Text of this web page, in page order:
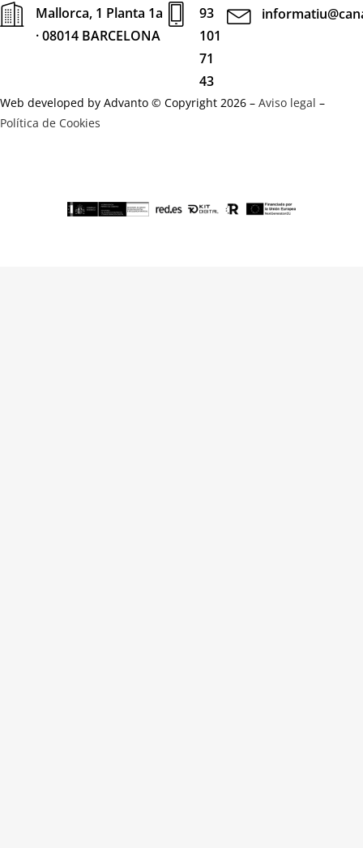
Mallorca, 1 Planta 1a
· 08014 BARCELONA
93
101
71
43
Web developed by Advanto © Copyright 2026 – Aviso legal –
Política de Cookies